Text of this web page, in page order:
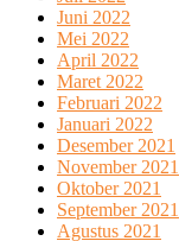
Juni 2022
Mei 2022
April 2022
Maret 2022
Februari 2022
Januari 2022
Desember 2021
November 2021
Oktober 2021
September 2021
Agustus 2021